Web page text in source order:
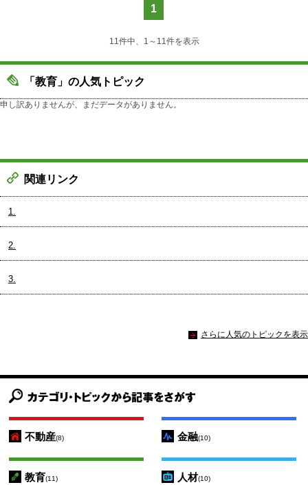
1
11件中、1～11件を表示
「教育」の人気トピック
申し訳ありませんが、まだデータがありません。
関連リンク
1.
2.
3.
さらに人気のトピックを表示
不動産(8) 金融(10)
教育(11) 人材(10)